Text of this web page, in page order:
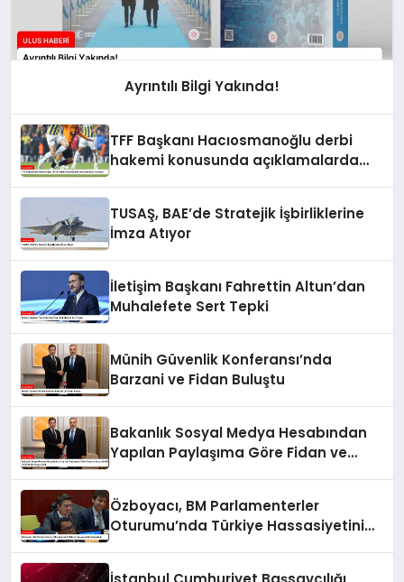
Ayrıntılı Bilgi Yakında!
TFF Başkanı Hacıosmanoğlu derbi
hakemi konusunda açıklamalarda
TUSAŞ, BAE’de Stratejik İşbirliklerine
İmza Atıyor
İletişim Başkanı Fahrettin Altun’dan
Muhalefete Sert Tepki
Münih Güvenlik Konferansı’nda
Barzani ve Fidan Buluştu
Bakanlık Sosyal Medya Hesabından
Yapılan Paylaşıma Göre Fidan ve
Özboyacı, BM Parlamenterler
Oturumu’nda Türkiye Hassasiyetini